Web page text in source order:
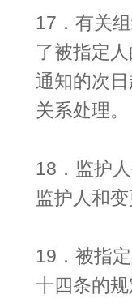
17．有关
了被指定
通知的次
关系处理。
18．监护
监护人和
19．被指
十四条的